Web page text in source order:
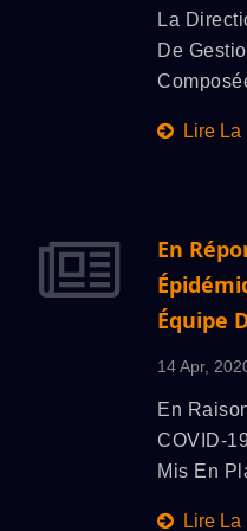
Fonction
La Prise
La
De
Création
Direction
Chingchi,
Et
Situation
Des
Lire La
En
Équipe
14 Apr,
En
COVID-
Mis En
Lire La